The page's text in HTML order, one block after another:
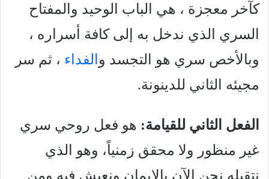
كآخر معجزة ، هي الباب الوحيد والمفتاح
السري الذي ندخل به إلى كافة أسراره ،
وبالأخص سري هو التجسد و الفداء ، ثم سر
مجيئه الثاني للدينونة.
الفعل الثاني للقيامة: هو فعل روحي سري
غير منظور ولا محقق زمنياً، وهو الذي
نتقبله نحن الآن بالإيمان ونعيش فيه ومن